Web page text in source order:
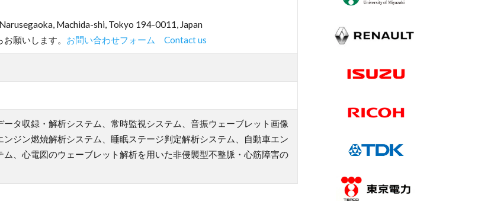
Machida-shi, Tokyo 194-0011, Japan
願いします。 お問い合わせフォーム Contact us
タ収録・解析システム、常時監視システム、音振ウェーブレット画像
ジン燃焼解析システム、睡眠ステージ判定解析システム、自動車エン
、心電図のウェーブレット解析を用いた非侵襲型不整脈・心筋障害の